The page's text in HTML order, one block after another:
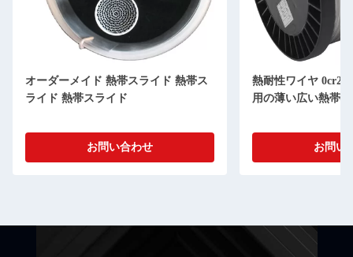
オーダーメイド 熱帯スライド 熱帯ス
ライド 熱帯スライド
お問い合わせ
熱耐性ワイヤ
用の薄い広い熱帯状
お問い